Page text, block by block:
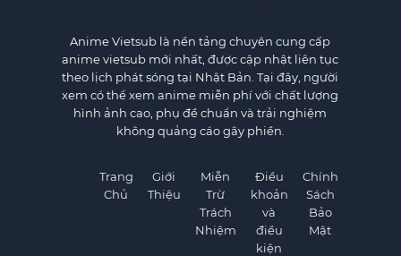
Anime Vietsub là nền tảng chuyên cung cấp
anime vietsub mới nhất, được cập nhật liên tục
theo lịch phát sóng tại Nhật Bản. Tại đây, người
xem có thể xem anime miễn phí với chất lượng
hình ảnh cao, phụ đề chuẩn và trải nghiệm
không quảng cáo gây phiền.
Trang
Chủ
Giới
Thiệu
Miễn
Trừ
Trách
Nhiệm
Điều
khoản
và
điều
kiện
Chính
Sách
Bảo
Mật